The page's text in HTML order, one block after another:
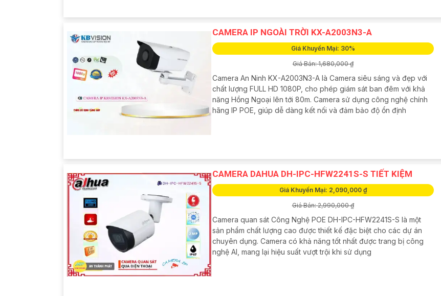
CAMERA IP NGOÀI TRỜI KX-A2003N3-A
Giá Khuyến Mại: 30%
Giá Bán: 1,680,000 ₫
Camera An Ninh KX-A2003N3-A là Camera siêu sáng và đẹp với
chất lượng FULL HD 1080P, cho phép giám sát ban đêm với khả
năng Hồng Ngoại lên tới 80m. Camera sử dụng công nghệ chính
hãng IP POE, giúp dễ dàng kết nối và đảm bảo độ ổn định
CAMERA DAHUA DH-IPC-HFW2241S-S TIẾT KIỆM
Giá Khuyến Mại: 2,090,000 ₫
Giá Bán: 2,990,000 ₫
Camera quan sát Công Nghệ POE DH-IPC-HFW2241S-S là một
sản phẩm chất lượng cao được thiết kế đặc biệt cho các dự án
chuyên dụng. Camera có khả năng tốt nhất được trang bị công
nghệ AI, mang lại hiệu suất vượt trội khi sử dụng